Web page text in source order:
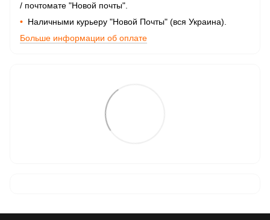
/ почтомате "Новой почты".
• Наличными курьеру "Новой Почты" (вся Украина).
Больше информации об оплате